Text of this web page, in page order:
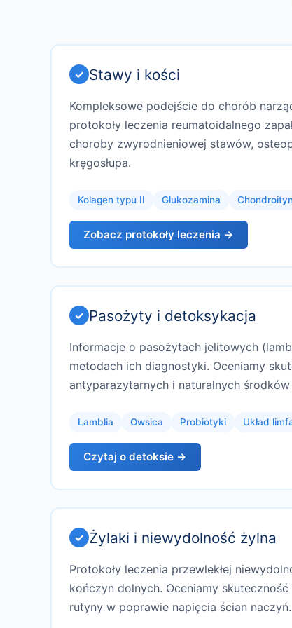
Stawy i kości
Kompleksowe podejście do chorób
protokoły leczenia reumatoidalnego
choroby zwyrodnieniowej stawów,
kręgosłupa.
Kolagen typu II Glukozamina
Zobacz protokoły leczenia →
Pasożyty i detoksykacja
Informacje o pasożytach jelitowych
metodach ich diagnostyki. Oceniamy
antyparazytarnych i naturalnych
Lamblia Owsica Probiotyki Układ
Czytaj o detoksie →
Żylaki i niewydolność żylna
Protokoły leczenia przewlekłej
kończyn dolnych. Oceniamy
rutyny w poprawie napięcia ścian naczyń.